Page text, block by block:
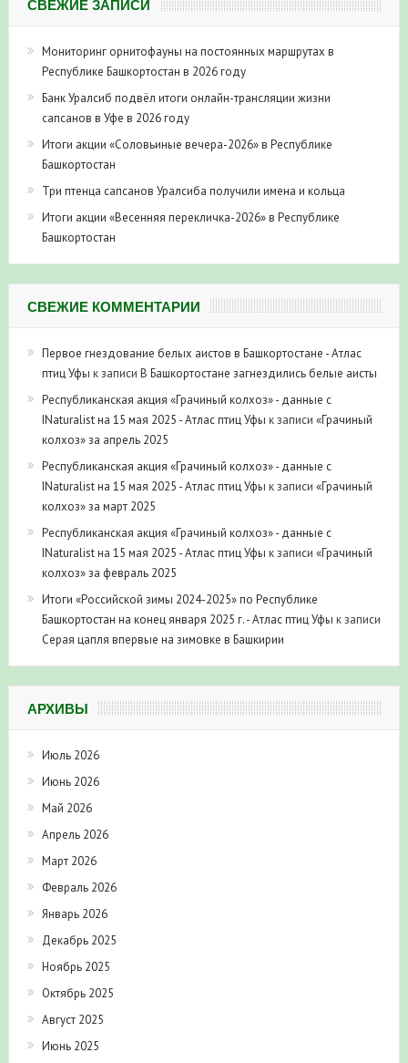
СВЕЖИЕ ЗАПИСИ
Мониторинг орнитофауны на постоянных маршрутах в
Республике Башкортостан в 2026 году
Банк Уралсиб подвёл итоги онлайн-трансляции жизни
сапсанов в Уфе в 2026 году
Итоги акции «Соловьиные вечера-2026» в Республике
Башкортостан
Три птенца сапсанов Уралсиба получили имена и кольца
Итоги акции «Весенняя перекличка-2026» в Республике
Башкортостан
СВЕЖИЕ КОММЕНТАРИИ
Первое гнездование белых аистов в Башкортостане - Атлас
птиц Уфы к записи В Башкортостане загнездились белые аисты
Республиканская акция «Грачиный колхоз» - данные с
INaturalist на 15 мая 2025 - Атлас птиц Уфы к записи «Грачиный
колхоз» за апрель 2025
Республиканская акция «Грачиный колхоз» - данные с
INaturalist на 15 мая 2025 - Атлас птиц Уфы к записи «Грачиный
колхоз» за март 2025
Республиканская акция «Грачиный колхоз» - данные с
INaturalist на 15 мая 2025 - Атлас птиц Уфы к записи «Грачиный
колхоз» за февраль 2025
Итоги «Российской зимы 2024-2025» по Республике
Башкортостан на конец января 2025 г. - Атлас птиц Уфы к записи
Серая цапля впервые на зимовке в Башкирии
АРХИВЫ
Июль 2026
Июнь 2026
Май 2026
Апрель 2026
Март 2026
Февраль 2026
Январь 2026
Декабрь 2025
Ноябрь 2025
Октябрь 2025
Август 2025
Июнь 2025